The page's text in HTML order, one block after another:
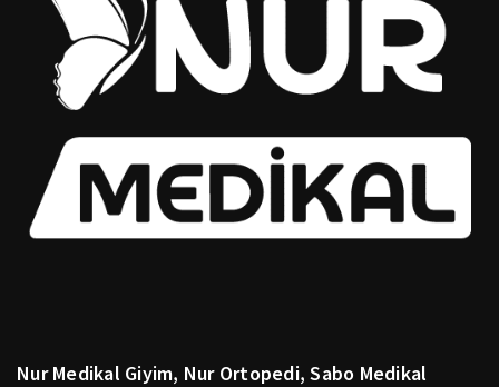
Nur Medikal Giyim, Nur Ortopedi, Sabo Medikal